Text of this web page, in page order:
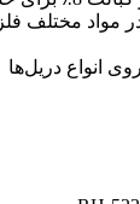
مواد مختلف
انواع دریل‌ها